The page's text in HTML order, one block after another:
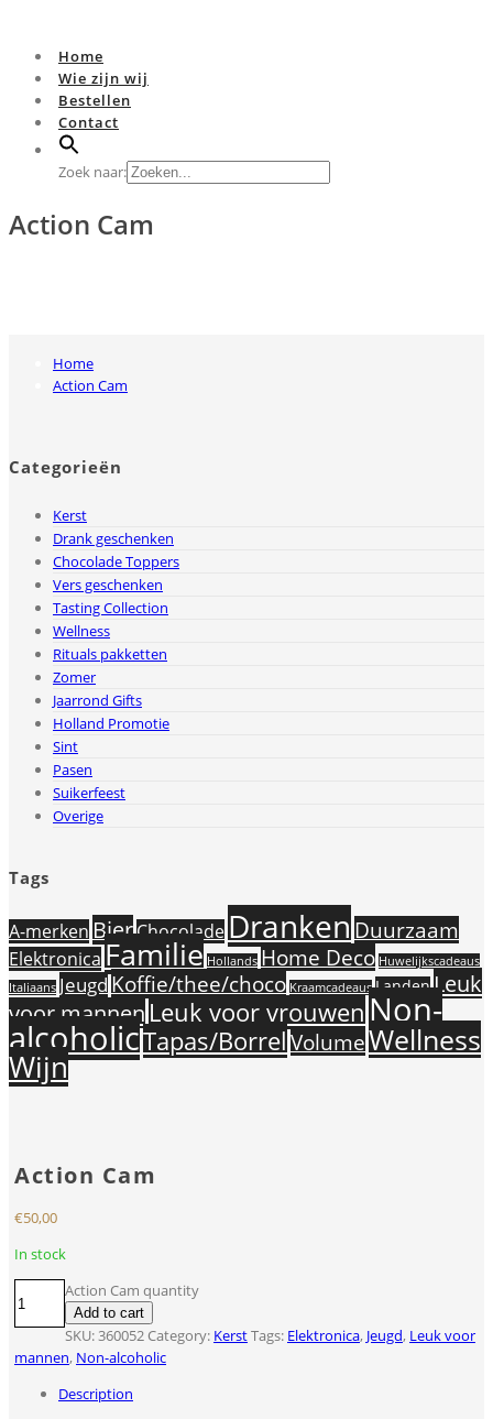
Home
Wie zijn wij
Bestellen
Contact
Zoek naar:
Action Cam
Home
Action Cam
Categorieën
Kerst
Drank geschenken
Chocolade Toppers
Vers geschenken
Tasting Collection
Wellness
Rituals pakketten
Zomer
Jaarrond Gifts
Holland Promotie
Sint
Pasen
Suikerfeest
Overige
Tags
A-merken BierChocolade Dranken Duurzaam
Elektronica Familie Hollands Home Deco Huwelijkscadeaus
Italiaans Jeugd Koffie/thee/choco Kraamcadeaus Landen Leuk
voor mannen Leuk voor vrouwen Non-
alcoholicTapas/Borrel VolumeWellness
Wijn
Action Cam
€50,00
In stock
Action Cam quantity
Add to cart
SKU:360052Category: KerstTags: Elektronica, Jeugd, Leuk voor
mannen, Non-alcoholic
Description